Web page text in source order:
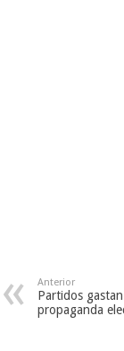
Anterior
Partidos
propaganda